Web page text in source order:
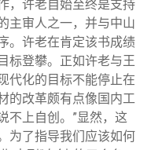
，许老自始至终是支持
主审人之一，并与中山
。许老在肯定该书成绩
标登攀。正如许老与王
代化的目标不能停止在
的改革颇有点像国内工
不上自创。”显然，这
为了指导我们应该如何